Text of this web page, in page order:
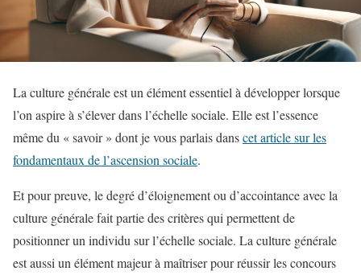
La culture générale est un élément essentiel à développer lorsque
l’on aspire à s’élever dans l’échelle sociale. Elle est l’essence
même du « savoir » dont je vous parlais danscet article sur les
fondamentaux de l’ascension sociale.
Et pour preuve, le degré d’éloignement ou d’accointance avec la
culture générale fait partie des critères qui permettent de
positionner un individu sur l’échelle sociale. La culture générale
est aussi un élément majeur à maîtriser pour réussir les concours